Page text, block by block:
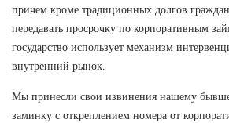
причем кроме традиционных долгов
передавать просрочку по корпоративным
государство использует механизм
внутренний рынок.
Мы принесли свои извинения нашему
заминку с откреплением номера от